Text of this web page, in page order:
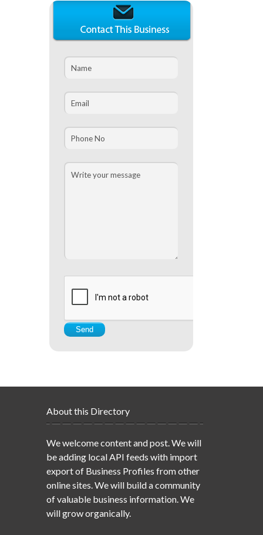
About this Directory
We welcome content and post. We will
be adding local API feeds with import
export of Business Profiles from other
online sites. We will build a community
of valuable business information. We
will grow organically.